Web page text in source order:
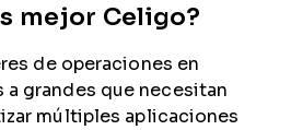
mejor Celigo?
de operaciones en
a grandes que necesitan
múltiples aplicaciones